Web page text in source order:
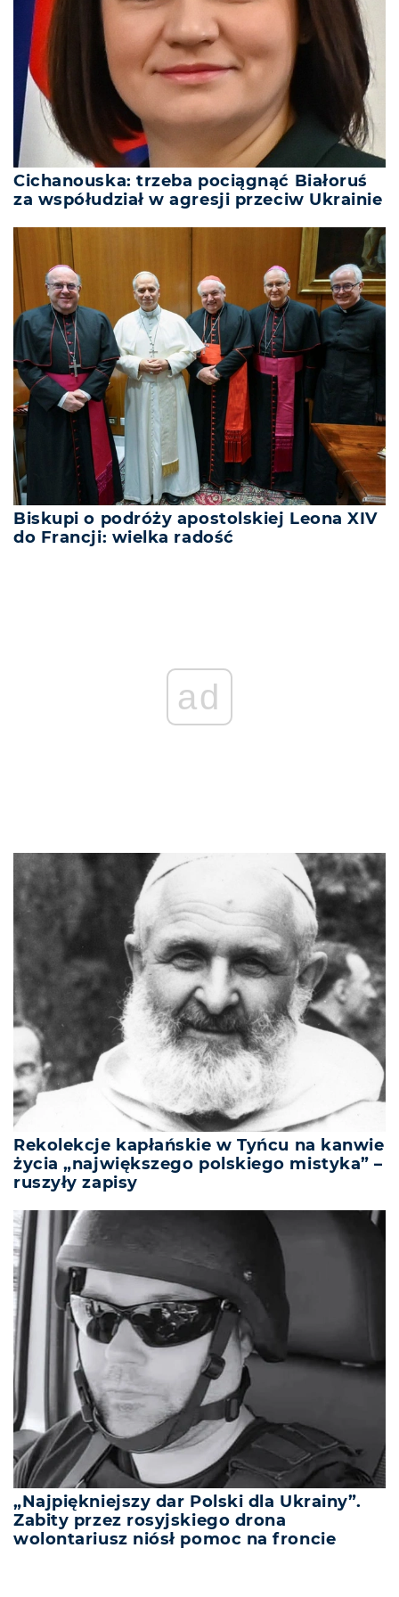
Cichanouska: trzeba pociągnąć Białoruś
za współudział w agresji przeciw Ukrainie
Biskupi o podróży apostolskiej Leona XIV
do Francji: wielka radość
ad
Rekolekcje kapłańskie w Tyńcu na kanwie
życia „największego polskiego mistyka” –
ruszyły zapisy
„Najpiękniejszy dar Polski dla Ukrainy”.
Zabity przez rosyjskiego drona
wolontariusz niósł pomoc na froncie